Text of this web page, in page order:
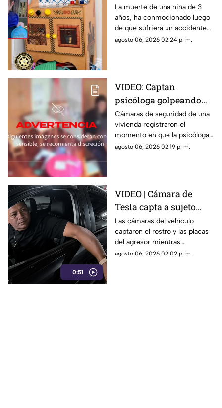
en cocina de juguete
La muerte de una niña de 3
años, ha conmocionado luego
de que sufriera un accidente
doméstico con una cocina de
agosto 06, 2026 02:24 p. m.
VIDEO: Captan
psicóloga golpeando
brutalmente a niño
INDEFENSO con
autismo y epilepsia
Cámaras de seguridad de una
vivienda registraron el
momento en que la psicóloga
agredió físicamente a un niño
agosto 06, 2026 02:19 p. m.
0:51
VIDEO | Cámara de
Tesla capta a sujeto
rayando el auto en
estacionamiento
Las cámaras del vehículo
captaron el rostro y las placas
del agresor mientras
vandalizaba la pintura. Esto
agosto 06, 2026 02:02 p. m.